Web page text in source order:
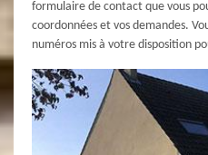
formulaire de contact que vous
coordonnées et vos demandes.
numéros mis à votre disposition